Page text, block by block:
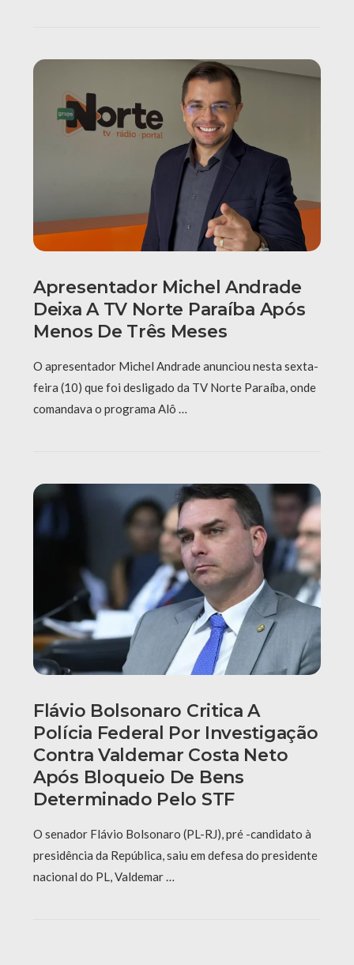
Apresentador Michel Andrade
Deixa A TV Norte Paraíba Após
Menos De Três Meses
O apresentador Michel Andrade anunciou nesta sexta-
feira (10) que foi desligado da TV Norte Paraíba, onde
comandava o programa Alô …
Flávio Bolsonaro Critica A
Polícia Federal Por Investigação
Contra Valdemar Costa Neto
Após Bloqueio De Bens
Determinado Pelo STF
O senador Flávio Bolsonaro (PL-RJ), pré -candidato à
presidência da República, saiu em defesa do presidente
nacional do PL, Valdemar …